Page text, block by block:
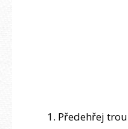
Předehřej